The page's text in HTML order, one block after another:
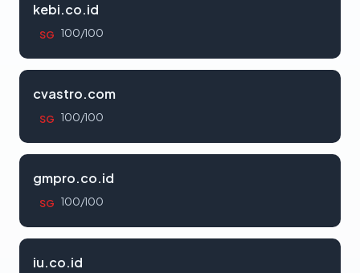
kebi.co.id
SG 100/100
cvastro.com
SG 100/100
gmpro.co.id
SG 100/100
iu.co.id